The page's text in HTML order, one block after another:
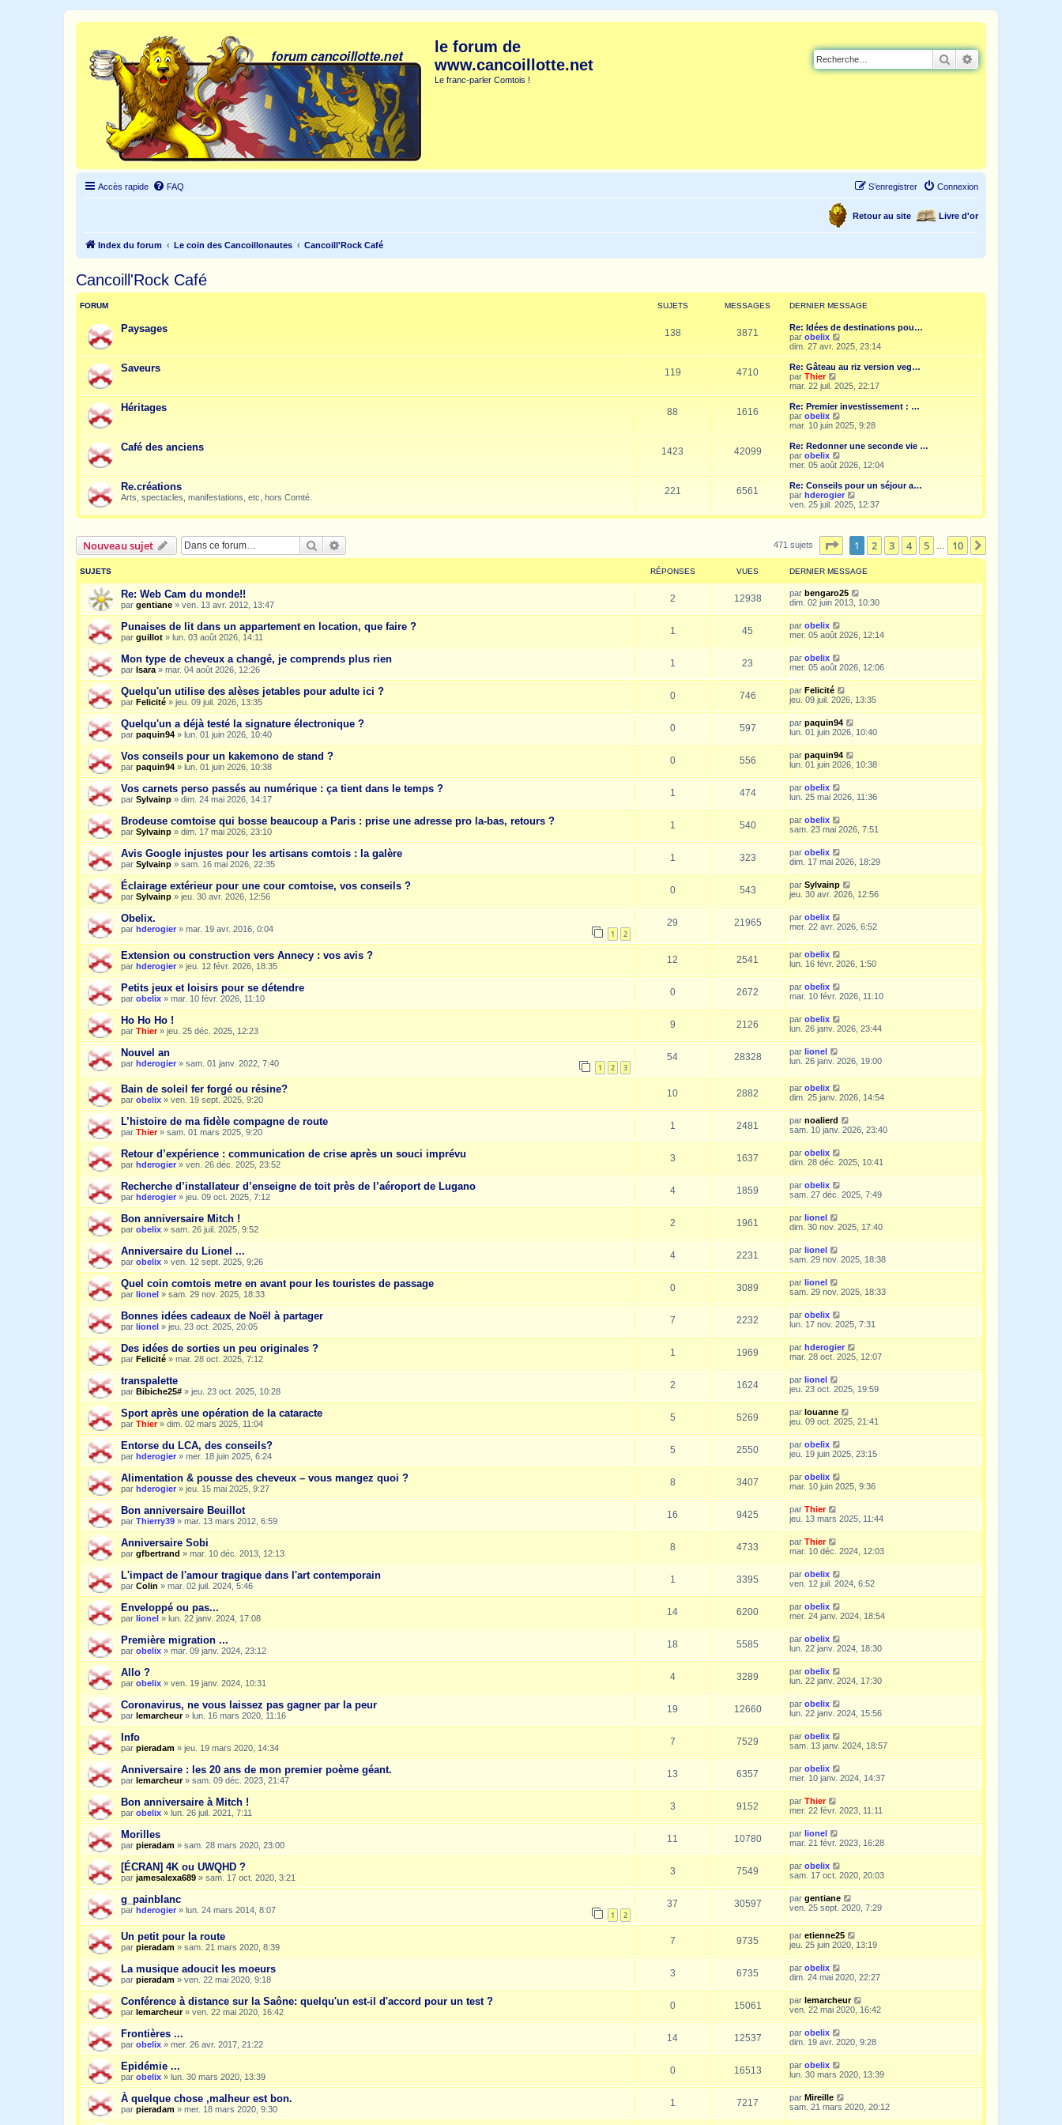
le forum de
www.cancoillotte.net
Le franc-parler Comtois !
Rechercher
Accès rapide FAQ Connexion
S’enregistrer
Livre d'or
Retour au site
Index du forum Le coin des Cancoillonautes Cancoill'Rock Café
Cancoill'Rock Café
FORUM SUJETS MESSAGES DERNIER MESSAGE
Paysages 138 3871
Re: Idées de destinations pou…
par obelix
o
i
r
e
e
r
n
i
r
e
s
s
a
g
e
dim. 27 avr. 2025, 23:14
Saveurs 119 4710
Re: Gâteau au riz version veg…
par Thier
o
i
r
l
e
r
n
r
m
e
s
a
g
e
mar. 22 juil. 2025, 22:17
Héritages 88 1616
Re: Premier investissement : …
par obelix
o
i
r
e
r
n
i
e
m
s
s
a
g
e
mar. 10 juin 2025, 9:28
Café des anciens 1423 42099
Re: Redonner une seconde vie …
par obelix
o
i
r
l
e
e
n
e
r
s
s
a
e
mer. 05 août 2026, 12:04
Re.créations
Arts, spectacles, manifestations, etc, hors Comté.
221 6561
Re: Conseils pour un séjour a…
par hderogier
o
i
e
d
e
r
i
e
r
m
s
s
g
e
ven. 25 juil. 2025, 12:37
Nouveau sujet Rechercher 471 sujets Page sur10
1 2 3 4 5 10
SUJETS RÉPONSES VUES DERNIER MESSAGE
Re: Web Cam du monde!!
par gentiane » ven. 13 avr. 2012, 13:47
2 12938 par bengaro25
dim. 02 juin 2013, 10:30
Punaises de lit dans un appartement en location, que faire ?
par guillot » lun. 03 août 2026, 14:11
1 45 par obelix
mer. 05 août 2026, 12:14
Mon type de cheveux a changé, je comprends plus rien
par Isara » mar. 04 août 2026, 12:26
1 23 par obelix
mer. 05 août 2026, 12:06
Quelqu'un utilise des alèses jetables pour adulte ici ?
par Felicité » jeu. 09 juil. 2026, 13:35
0 746 par Felicité
jeu. 09 juil. 2026, 13:35
Quelqu'un a déjà testé la signature électronique ?
par paquin94 » lun. 01 juin 2026, 10:40
0 597 par paquin94
lun. 01 juin 2026, 10:40
Vos conseils pour un kakemono de stand ?
par paquin94 » lun. 01 juin 2026, 10:38
0 556 par paquin94
lun. 01 juin 2026, 10:38
Vos carnets perso passés au numérique : ça tient dans le temps ?
par Sylvainp » dim. 24 mai 2026, 14:17
1 474 par obelix
lun. 25 mai 2026, 11:36
Brodeuse comtoise qui bosse beaucoup a Paris : prise une adresse pro la-bas, retours ?
par Sylvainp » dim. 17 mai 2026, 23:10
1 540 par obelix
sam. 23 mai 2026, 7:51
Avis Google injustes pour les artisans comtois : la galère
par Sylvainp » sam. 16 mai 2026, 22:35
1 323 par obelix
dim. 17 mai 2026, 18:29
Éclairage extérieur pour une cour comtoise, vos conseils ?
par Sylvainp » jeu. 30 avr. 2026, 12:56
0 543 par Sylvainp
jeu. 30 avr. 2026, 12:56
Obelix.
par hderogier » mar. 19 avr. 2016, 0:04 1 2
29 21965 par obelix
mer. 22 avr. 2026, 6:52
Extension ou construction vers Annecy : vos avis ?
par hderogier » jeu. 12 févr. 2026, 18:35
12 2541 par obelix
lun. 16 févr. 2026, 1:50
Petits jeux et loisirs pour se détendre
par obelix » mar. 10 févr. 2026, 11:10
0 2672 par obelix
mar. 10 févr. 2026, 11:10
Ho Ho Ho !
par Thier» jeu. 25 déc. 2025, 12:23
9 2126 par obelix
lun. 26 janv. 2026, 23:44
Nouvel an
par hderogier » sam. 01 janv. 2022, 7:40 1 2 3
54 28328 par lionel
lun. 26 janv. 2026, 19:00
Bain de soleil fer forgé ou résine?
par obelix » ven. 19 sept. 2025, 9:20
10 2882 par obelix
dim. 25 janv. 2026, 14:54
L’histoire de ma fidèle compagne de route
par Thier» sam. 01 mars 2025, 9:20
1 2481 par noalierd
sam. 10 janv. 2026, 23:40
Retour d’expérience : communication de crise après un souci imprévu
par hderogier » ven. 26 déc. 2025, 23:52
3 1637 par obelix
dim. 28 déc. 2025, 10:41
Recherche d’installateur d’enseigne de toit près de l’aéroport de Lugano
par hderogier » jeu. 09 oct. 2025, 7:12
4 1859 par obelix
sam. 27 déc. 2025, 7:49
Bon anniversaire Mitch !
par obelix » sam. 26 juil. 2025, 9:52
2 1961 par lionel
dim. 30 nov. 2025, 17:40
Anniversaire du Lionel ...
par obelix » ven. 12 sept. 2025, 9:26
4 2231 par lionel
sam. 29 nov. 2025, 18:38
Quel coin comtois metre en avant pour les touristes de passage
par lionel » sam. 29 nov. 2025, 18:33
0 3089 par lionel
sam. 29 nov. 2025, 18:33
Bonnes idées cadeaux de Noël à partager
par lionel » jeu. 23 oct. 2025, 20:05
7 2232 par obelix
lun. 17 nov. 2025, 7:31
Des idées de sorties un peu originales ?
par Felicité » mar. 28 oct. 2025, 7:12
1 1969 par hderogier
mar. 28 oct. 2025, 12:07
transpalette
par Bibiche25# » jeu. 23 oct. 2025, 10:28
2 1624 par lionel
jeu. 23 oct. 2025, 19:59
Sport après une opération de la cataracte
par Thier» dim. 02 mars 2025, 11:04
5 5269 par louanne
jeu. 09 oct. 2025, 21:41
Entorse du LCA, des conseils?
par hderogier » mer. 18 juin 2025, 6:24
5 2550 par obelix
jeu. 19 juin 2025, 23:15
Alimentation & pousse des cheveux – vous mangez quoi ?
par hderogier » jeu. 15 mai 2025, 9:27
8 3407 par obelix
mar. 10 juin 2025, 9:36
Bon anniversaire Beuillot
par Thierry39 » mar. 13 mars 2012, 6:59
16 9425 par Thier
jeu. 13 mars 2025, 11:44
Anniversaire Sobi
par gfbertrand » mar. 10 déc. 2013, 12:13
8 4733 par Thier
mar. 10 déc. 2024, 12:03
L'impact de l'amour tragique dans l'art contemporain
par Colin » mar. 02 juil. 2024, 5:46
1 3395 par obelix
ven. 12 juil. 2024, 6:52
Enveloppé ou pas...
par lionel » lun. 22 janv. 2024, 17:08
14 6200 par obelix
mer. 24 janv. 2024, 18:54
Première migration ...
par obelix » mar. 09 janv. 2024, 23:12
18 5585 par obelix
lun. 22 janv. 2024, 18:30
Allo ?
par obelix » ven. 19 janv. 2024, 10:31
4 3289 par obelix
lun. 22 janv. 2024, 17:30
Coronavirus, ne vous laissez pas gagner par la peur
par lemarcheur» lun. 16 mars 2020, 11:16
19 12660 par obelix
lun. 22 janv. 2024, 15:56
Info
par pieradam » jeu. 19 mars 2020, 14:34
7 7529 par obelix
sam. 13 janv. 2024, 18:57
Anniversaire : les 20 ans de mon premier poème géant.
par lemarcheur» sam. 09 déc. 2023, 21:47
13 6357 par obelix
mer. 10 janv. 2024, 14:37
Bon anniversaire à Mitch !
par obelix » lun. 26 juil. 2021, 7:11
3 9152 par Thier
mer. 22 févr. 2023, 11:11
Morilles
par pieradam » sam. 28 mars 2020, 23:00
11 10780 par lionel
mar. 21 févr. 2023, 16:28
[ÉCRAN] 4K ou UWQHD ?
par jamesalexa689 » sam. 17 oct. 2020, 3:21
3 7549 par obelix
sam. 17 oct. 2020, 20:03
g_painblanc
par hderogier » lun. 24 mars 2014, 8:07 1 2
37 30597 par gentiane
ven. 25 sept. 2020, 7:29
Un petit pour la route
par pieradam » sam. 21 mars 2020, 8:39
7 9735 par etienne25
jeu. 25 juin 2020, 13:19
La musique adoucit les moeurs
par pieradam » ven. 22 mai 2020, 9:18
3 6735 par obelix
dim. 24 mai 2020, 22:27
Conférence à distance sur la Saône: quelqu'un est-il d'accord pour un test ?
par lemarcheur» ven. 22 mai 2020, 16:42
0 15061 par lemarcheur
ven. 22 mai 2020, 16:42
Frontières ...
par obelix » mer. 26 avr. 2017, 21:22
14 12537 par obelix
dim. 19 avr. 2020, 9:28
Epidémie ...
par obelix » lun. 30 mars 2020, 13:39
0 16513 par obelix
lun. 30 mars 2020, 13:39
À quelque chose ,malheur est bon.
par pieradam » mer. 18 mars 2020, 9:30
1 7217 par Mireille
sam. 21 mars 2020, 20:12